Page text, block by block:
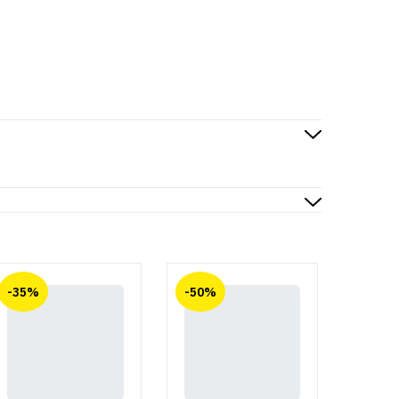
-35% -50%